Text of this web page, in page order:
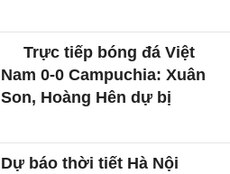
Trực tiếp bóng đá Việt
Nam 0-0 Campuchia: Xuân
Son, Hoàng Hên dự bị
Dự báo thời tiết Hà Nội